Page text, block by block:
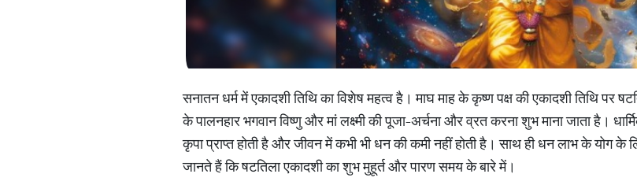
सनातन धर्म में एकादशी तिथि का विशेष महत्व है। माघ माह के कृष्ण पक्ष की एकादशी तिथि पर
के पालनहार भगवान विष्णु और मां लक्ष्मी की पूजा-अर्चना और व्रत करना शुभ माना जाता है।
कृपा प्राप्त होती है और जीवन में कभी भी धन की कमी नहीं होती है। साथ ही धन लाभ के योग
जानते हैं कि षटतिला एकादशी का शुभ मुहूर्त और पारण समय के बारे में।